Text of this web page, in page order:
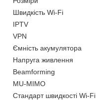
Швидкість Wi-Fi
IPTV
VPN
Ємність акумулятора
Напруга живлення
Beamforming
MU-MIMO
Стандарт швидкості Wi-Fi